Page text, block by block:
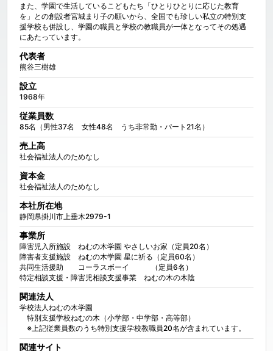
また、学園で生活しているこどもたち「ひとりひとりに応じた教育
を」との創設者宮城まり子の願いから、全国でも珍しい私立の特別支
援学校も併設し、学園の職員と学校の教職員が一体となってその処遇
にあたっています。
代表者
熊谷三樹雄
設立
1968年
従業員数
85名（男性37名　女性48名　うち非常勤・パート21名）
売上高
社会福祉法人のためなし
資本金
社会福祉法人のためなし
本社所在地
静岡県掛川市上垂木2979-1
事業所
障害児入所施設　ねむの木学園 やさしいお家（定員20名）
障害者支援施設　ねむの木学園 星に祈る（定員60名）
共同生活援助　　コーラスボーイ　　　（定員6名）
特定相談支援・障害児相談支援事業　ねむの木の木陰
関連法人
学校法人ねむの木学園
特別支援学校ねむの木（小学部・中学部・高等部）
※上記従業員数のうち特別支援学校教職員20名が含まれています。
関連サイト